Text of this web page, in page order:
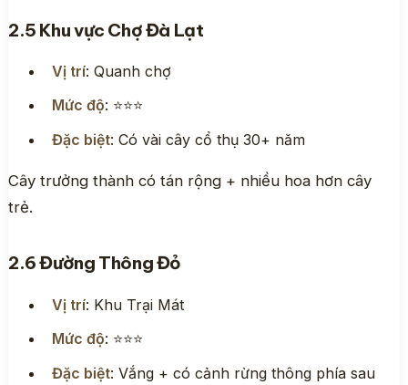
2.5 Khu vực Chợ Đà Lạt
Vị trí: Quanh chợ
Mức độ: ⭐⭐⭐
Đặc biệt: Có vài cây cổ thụ 30+ năm
Cây trưởng thành có tán rộng + nhiều hoa hơn cây
trẻ.
2.6 Đường Thông Đỏ
Vị trí: Khu Trại Mát
Mức độ: ⭐⭐⭐
Đặc biệt: Vắng + có cảnh rừng thông phía sau